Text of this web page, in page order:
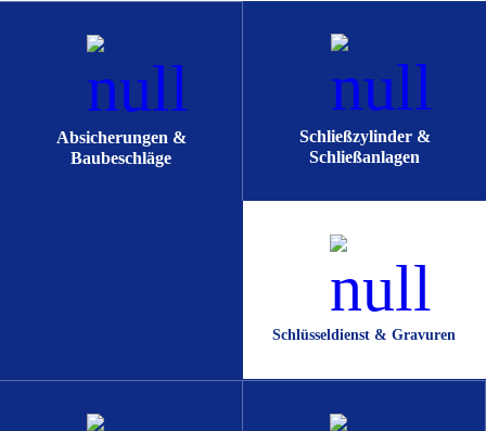
Absicherungen &
Baubeschläge
Schließzylinder &
Schließanlagen
Schlüsseldienst & Gravuren